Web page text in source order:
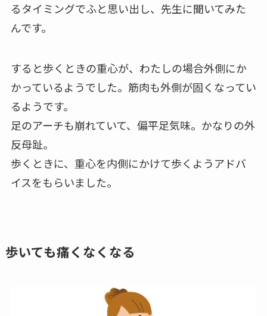
るタイミングでふと思い出し、先生に聞いてみた
んです。
すると歩くときの重心が、わたしの場合外側にか
かっているようでした。筋肉も外側が固くなってい
るようです。
足のアーチも崩れていて、偏平足気味。かなりの外
反母趾。
歩くときに、重心を内側にかけて歩くようアドバ
イスをもらいました。
歩いても痛くなくなる